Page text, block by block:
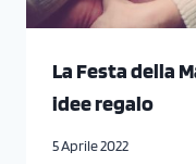
La Festa della
idee regalo
5 Aprile 2022